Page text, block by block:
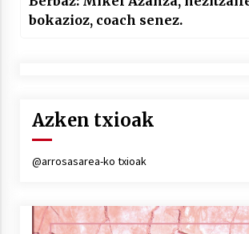
bokazioz, coach senez.
Azken txioak
@arrosasarea-ko txioak